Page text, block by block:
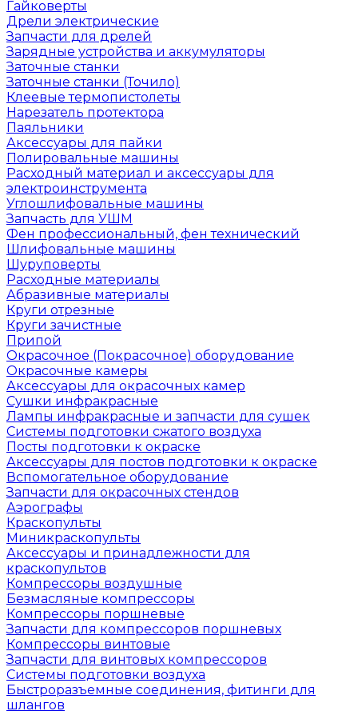
Гайковерты
Дрели электрические
Запчасти для дрелей
Зарядные устройства и аккумуляторы
Заточные станки
Заточные станки (Точило)
Клеевые термопистолеты
Нарезатель протектора
Паяльники
Аксессуары для пайки
Полировальные машины
Расходный материал и аксессуары для
электроинструмента
Углошлифовальные машины
Запчасть для УШМ
Фен профессиональный, фен технический
Шлифовальные машины
Шуруповерты
Расходные материалы
Абразивные материалы
Круги отрезные
Круги зачистные
Припой
Окрасочное (Покрасочное) оборудование
Окрасочные камеры
Аксессуары для окрасочных камер
Сушки инфракрасные
Лампы инфракрасные и запчасти для сушек
Системы подготовки сжатого воздуха
Посты подготовки к окраске
Аксессуары для постов подготовки к окраске
Вспомогательное оборудование
Запчасти для окрасочных стендов
Аэрографы
Краскопульты
Миникраскопульты
Аксессуары и принадлежности для
краскопультов
Компрессоры воздушные
Безмасляные компрессоры
Компрессоры поршневые
Запчасти для компрессоров поршневых
Компрессоры винтовые
Запчасти для винтовых компрессоров
Системы подготовки воздуха
Быстроразъемные соединения, фитинги для
шлангов